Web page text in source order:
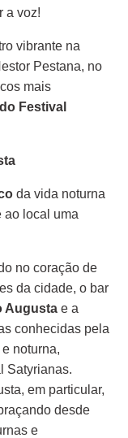
a voz!
vibrante na
Pestana, no
mais
Festival
da vida noturna
ao local uma
no coração de
da cidade, o bar
Augusta e a
conhecidas pela
noturna,
Satyrianas.
em particular,
desde
e